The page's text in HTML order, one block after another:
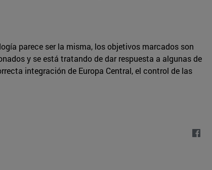
parece ser la misma, los objetivos marcados son
y se está tratando de dar respuesta a algunas de
integración de Europa Central, el control de las